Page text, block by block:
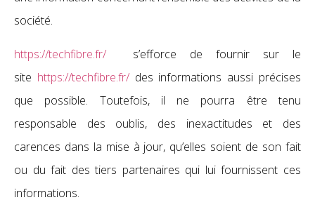
société.
https://techfibre.fr/ s’efforce de fournir sur le
site https://techfibre.fr/des informations aussi précises
que possible. Toutefois, il ne pourra être tenu
responsable des oublis, des inexactitudes et des
carences dans la mise à jour, qu’elles soient de son fait
ou du fait des tiers partenaires qui lui fournissent ces
informations.